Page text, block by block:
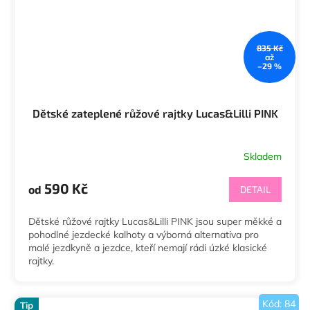
835 Kč
až
–29 %
Dětské zateplené růžové rajtky Lucas&Lilli PINK
produktu
je
z
5
hvězdiček.
Skladem
od 590 Kč DETAIL
Dětské růžové rajtky Lucas&Lilli PINK jsou super měkké a
pohodlné jezdecké kalhoty a výborná alternativa pro
malé jezdkyně a jezdce, kteří nemají rádi úzké klasické
rajtky.
Tip Kód: 84